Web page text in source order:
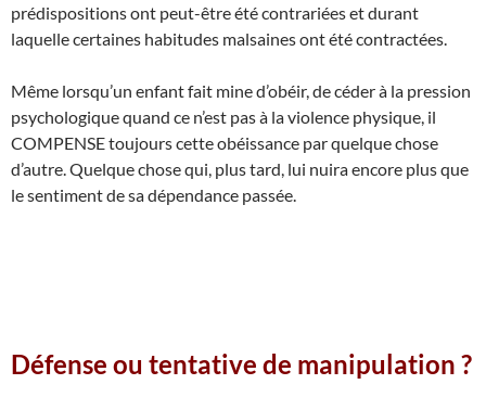
prédispositions ont peut-être été contrariées et durant
laquelle certaines habitudes malsaines ont été contractées.
Même lorsqu’un enfant fait mine d’obéir, de céder à la pression
psychologique quand ce n’est pas à la violence physique, il
COMPENSE toujours cette obéissance par quelque chose
d’autre. Quelque chose qui, plus tard, lui nuira encore plus que
le sentiment de sa dépendance passée.
Défense ou tentative de manipulation ?